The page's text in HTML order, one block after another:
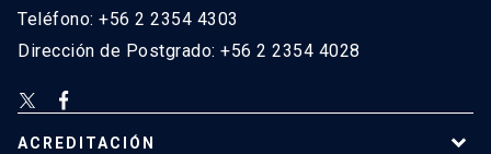
Teléfono: +56 2 2354 4303
Dirección de Postgrado: +56 2 2354 4028
ACREDITACIÓN